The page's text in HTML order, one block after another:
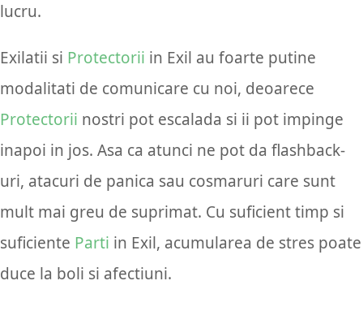
lucru.
Exilatii si Protectorii in Exil au foarte putine
modalitati de comunicare cu noi, deoarece
Protectorii nostri pot escalada si ii pot impinge
inapoi in jos. Asa ca atunci ne pot da flashback-
uri, atacuri de panica sau cosmaruri care sunt
mult mai greu de suprimat. Cu suficient timp si
suficiente Parti in Exil, acumularea de stres poate
duce la boli si afectiuni.